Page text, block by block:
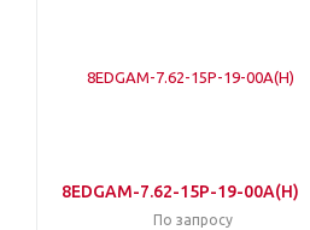
8EDGAM-7.62-15P-19-00A(H)
По запросу